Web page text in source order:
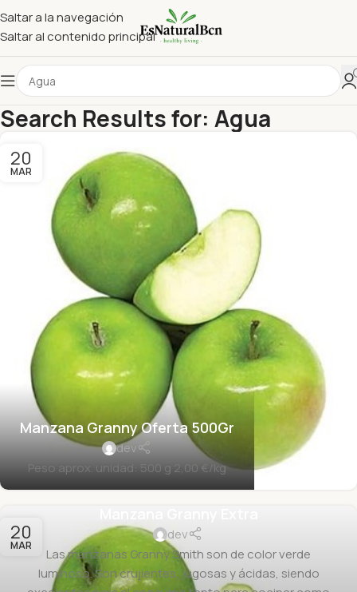
Saltar a la navegación
Saltar al contenido principal
Search Results for: Agua
20
MAR
Manzana Granny Oferta 500Gr
dev
Peso aprox. unidad: 500 g 2,00 €/kg
20
MAR
dev
Las manzanas Granny Smith son de color verde
luminoso. Son crujientes, jugosas y ácidas, siendo